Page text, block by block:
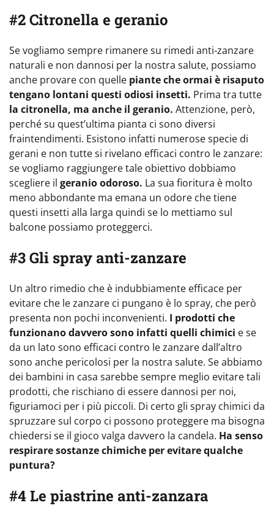
#2 Citronella e geranio
Se vogliamo sempre rimanere su rimedi anti-zanzare
naturali e non dannosi per la nostra salute, possiamo
anche provare con quelle piante che ormai è risaputo
tengano lontani questi odiosi insetti. Prima tra tutte
la citronella, ma anche il geranio. Attenzione, però,
perché su quest’ultima pianta ci sono diversi
fraintendimenti. Esistono infatti numerose specie di
gerani e non tutte si rivelano efficaci contro le zanzare:
se vogliamo raggiungere tale obiettivo dobbiamo
scegliere il geranio odoroso. La sua fioritura è molto
meno abbondante ma emana un odore che tiene
questi insetti alla larga quindi se lo mettiamo sul
balcone possiamo proteggerci.
#3 Gli spray anti-zanzare
Un altro rimedio che è indubbiamente efficace per
evitare che le zanzare ci pungano è lo spray, che però
presenta non pochi inconvenienti. I prodotti che
funzionano davvero sono infatti quelli chimici e se
da un lato sono efficaci contro le zanzare dall’altro
sono anche pericolosi per la nostra salute. Se abbiamo
dei bambini in casa sarebbe sempre meglio evitare tali
prodotti, che rischiano di essere dannosi per noi,
figuriamoci per i più piccoli. Di certo gli spray chimici da
spruzzare sul corpo ci possono proteggere ma bisogna
chiedersi se il gioco valga davvero la candela. Ha senso
respirare sostanze chimiche per evitare qualche
puntura?
#4 Le piastrine anti-zanzara